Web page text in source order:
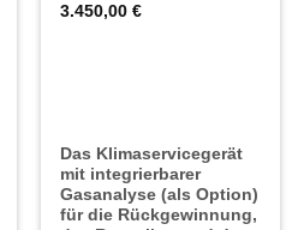
3.450,00€
Das Klimaservicegerät
mit integrierbarer
Gasanalyse (als Option)
für die Rückgewinnung,